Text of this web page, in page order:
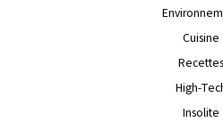
Cuisine
Recettes
High-
Insolite